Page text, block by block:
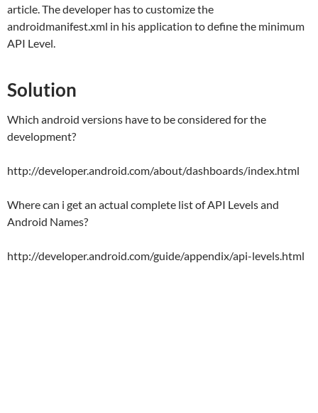
article. The developer has to customize the
androidmanifest.xml in his application to define the minimum
API Level.
Solution
Which android versions have to be considered for the
development?
http://developer.android.com/about/dashboards/index.html
Where can i get an actual complete list of API Levels and
Android Names?
http://developer.android.com/guide/appendix/api-levels.html